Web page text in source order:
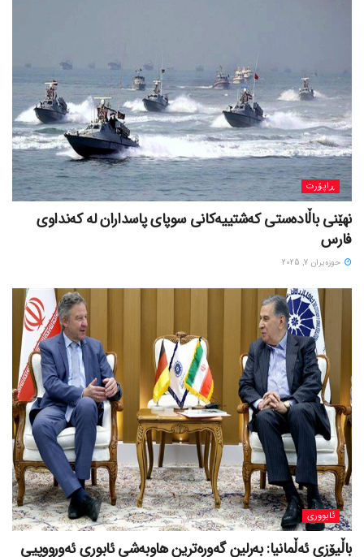
ڕاپۆرت
نهێنی باڵادەستی کەشتییەکانی سوپای پاسداران لە کەنداوی
فارس
حوزه‌یران 7, 2025
ئابووری
باڵیۆزی ئەڵمانیا: بەرلین گەورەترین هاوبەشی ئابوری ئەورووپیی